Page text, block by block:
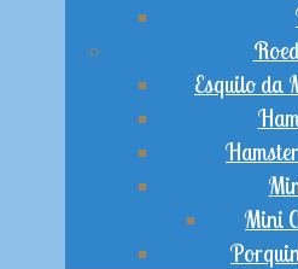
Esquilo da
Mini